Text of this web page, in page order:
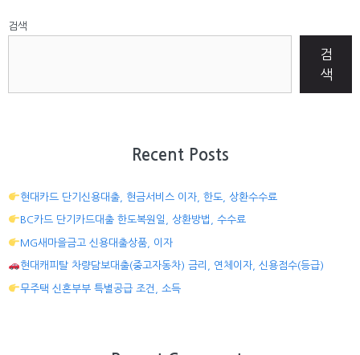
검색
검
색
Recent Posts
현대카드 단기신용대출, 현금서비스 이자, 한도, 상환수수료
BC카드 단기카드대출 한도복원일, 상환방법, 수수료
MG새마을금고 신용대출상품, 이자
현대캐피탈 차량담보대출(중고자동차) 금리, 연체이자, 신용점수(등급)
무주택 신혼부부 특별공급 조건, 소득